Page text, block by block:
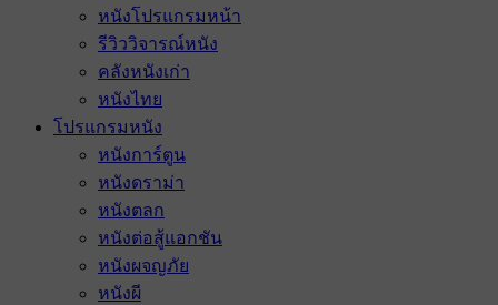
หนังโปรแกรมหน้า
รีวิววิจารณ์หนัง
คลังหนังเก่า
หนังไทย
โปรแกรมหนัง
หนังการ์ตูน
หนังดราม่า
หนังตลก
หนังต่อสู้แอกชัน
หนังผจญภัย
หนังผี